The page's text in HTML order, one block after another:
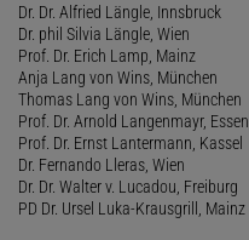
Dr. Dr. Alfried Längle, Innsbruck
Dr. phil Silvia Längle, Wien
Prof. Dr. Erich Lamp, Mainz
Anja Lang von Wins, München
Thomas Lang von Wins, München
Prof. Dr. Arnold Langenmayr, Essen
Prof. Dr. Ernst Lantermann, Kassel
Dr. Fernando Lleras, Wien
Dr. Dr. Walter v. Lucadou, Freiburg
PD Dr. Ursel Luka-Krausgrill, Mainz